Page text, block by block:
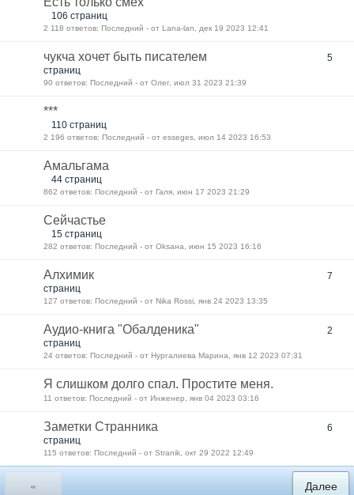
106 страниц
2 118 ответов: Последний - от Lana-lan, дек 19 2023 12:41
чукча хочет быть писателем
5
страниц
90 ответов: Последний - от Олег, июл 31 2023 21:39
***
110 страниц
2 196 ответов: Последний - от esseges, июл 14 2023 16:53
Амальгама
44 страниц
862 ответов: Последний - от Галя, июн 17 2023 21:29
Сейчастье
15 страниц
282 ответов: Последний - от Oksана, июн 15 2023 16:16
Алхимик
7
страниц
127 ответов: Последний - от Nika Rossi, янв 24 2023 13:35
Аудио-книга "Обалденика"
2
страниц
24 ответов: Последний - от Нургалиева Марина, янв 12 2023 07:31
Я слишком долго спал. Простите меня.
11 ответов: Последний - от Инженер, янв 04 2023 03:16
Заметки Странника
6
страниц
115 ответов: Последний - от Stranik, окт 29 2022 12:49
«
Далее